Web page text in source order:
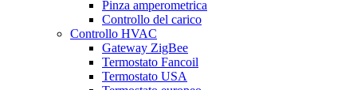
Pinza amperometrica
Controllo del carico
Controllo HVAC
Gateway ZigBee
Termostato Fancoil
Termostato USA